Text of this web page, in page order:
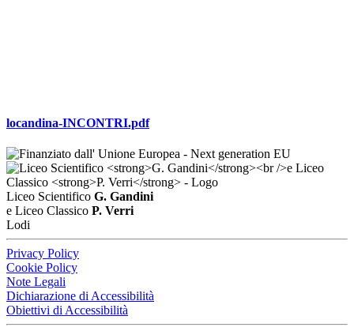
locandina-INCONTRI.pdf
Liceo Scientifico G. Gandini
e Liceo Classico P. Verri
Lodi
Privacy Policy
Cookie Policy
Note Legali
Dichiarazione di Accessibilità
Obiettivi di Accessibilità